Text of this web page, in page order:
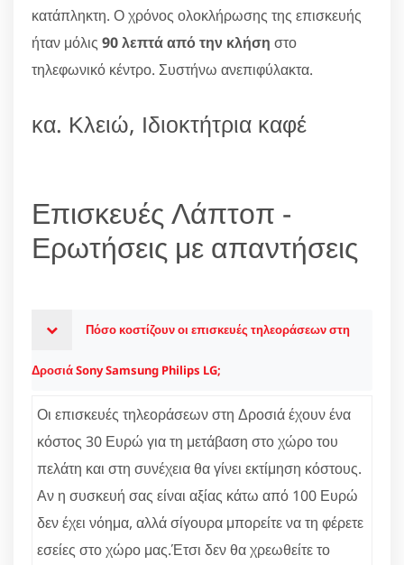
κατάπληκτη. Ο χρόνος ολοκλήρωσης της επισκευής
ήταν μόλις 90 λεπτά από την κλήση στο
τηλεφωνικό κέντρο. Συστήνω ανεπιφύλακτα.
κα. Κλειώ, Ιδιοκτήτρια καφέ
Επισκευές Λάπτοπ -
Ερωτήσεις με απαντήσεις
Πόσο κοστίζουν οι επισκευές τηλεοράσεων στη
Δροσιά Sony Samsung Philips LG;
Οι επισκευές τηλεοράσεων στη Δροσιά έχουν ένα
κόστος 30 Ευρώ για τη μετάβαση στο χώρο του
πελάτη και στη συνέχεια θα γίνει εκτίμηση κόστους.
Αν η συσκευή σας είναι αξίας κάτω από 100 Ευρώ
δεν έχει νόημα, αλλά σίγουρα μπορείτε να τη φέρετε
εσείες στο χώρο μας.Έτσι δεν θα χρεωθείτε το